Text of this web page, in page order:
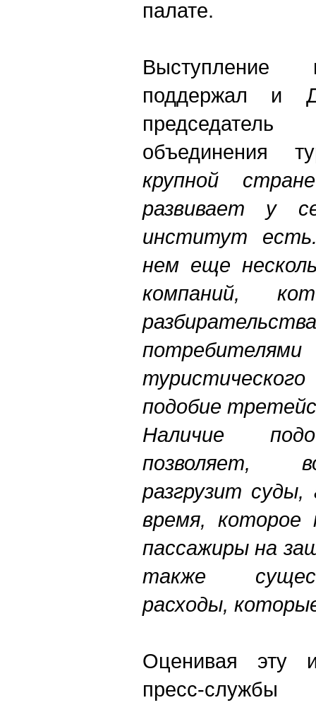
палате.
Выступление
поддержал и
объединения
крупной
развивает у
институт
нем еще
компаний,
потребителями
подобие
Наличие
позволяет,
разгрузит
время,
пассажиры на
также
расходы,
Оценивая эту
пресс-